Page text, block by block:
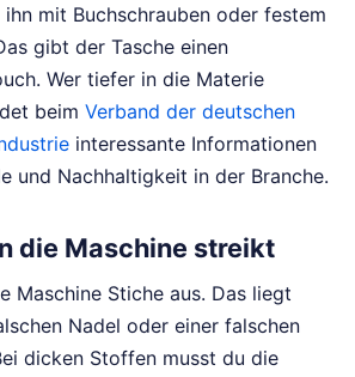
ihn mit Buchschrauben oder festem
gibt der Tasche einen
Wer tiefer in die Materie
beim Verband der deutschen
interessante Informationen
und Nachhaltigkeit in der Branche.
die Maschine streikt
Maschine Stiche aus. Das liegt
Nadel oder einer falschen
dicken Stoffen musst du die